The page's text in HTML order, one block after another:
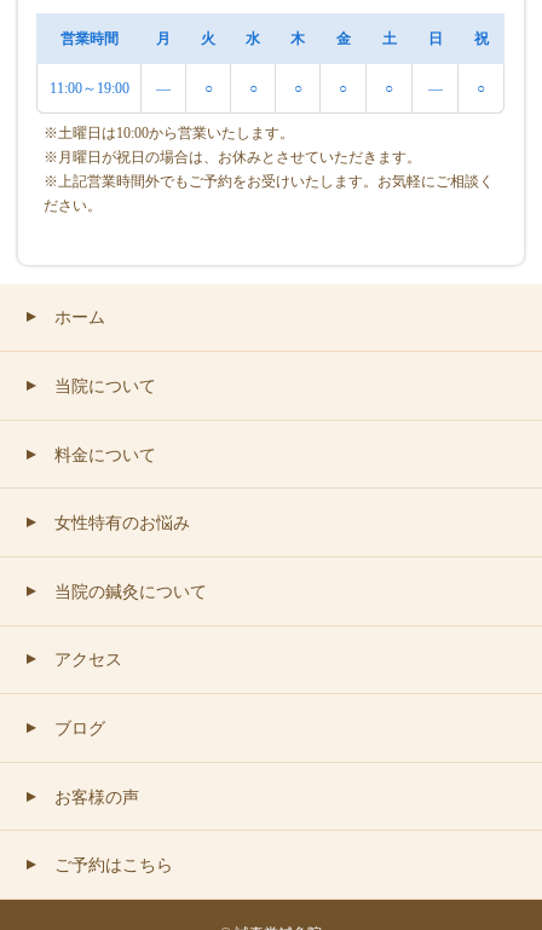
営業時間 月 火 水 木 金 土 日 祝
11:00～19:00 ― ○ ○ ○ ○ ○ ― ○
※土曜日は10:00から営業いたします。
※月曜日が祝日の場合は、お休みとさせていただきます。
※上記営業時間外でもご予約をお受けいたします。お気軽にご相談く
ださい。
▲ ホーム
▲ 当院について
▲ 料金について
▲ 女性特有のお悩み
▲ 当院の鍼灸について
▲ アクセス
▲ ブログ
▲ お客様の声
▲ ご予約はこちら